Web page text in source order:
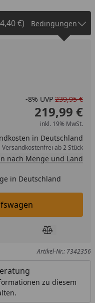
€) Bedingungen
eingeben
um eins erhöhen
-8% UVP 239,95 €
219,99 €
inkl. 19% MwSt.
in Deutschland
Versandkostenfrei ab 2 Stück
nach Menge und Land
in Deutschland
Einkaufswagen legen
hinzufügenProdukt
Artikel-Nr.: 7342356
zu diesem